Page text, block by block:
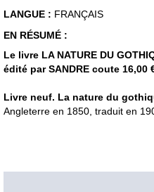
LANGUE : FRANÇAIS
EN RÉSUMÉ :
Le livre LA NATURE DU
édité par SANDRE coute 16,00
Livre neuf. La nature du
Angleterre en 1850, traduit en